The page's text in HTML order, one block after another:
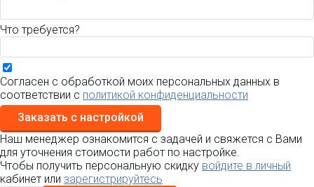
Что требуется?
Согласен с обработкой моих персональных данных в
соответствии с политикой конфиденциальности
Заказать с настройкой
Наш менеджер ознакомится с задачей и свяжется с Вами
для уточнения стоимости работ по настройке.
Чтобы получить персональную скидку войдите в личный
кабинет или зарегистрируйтесь